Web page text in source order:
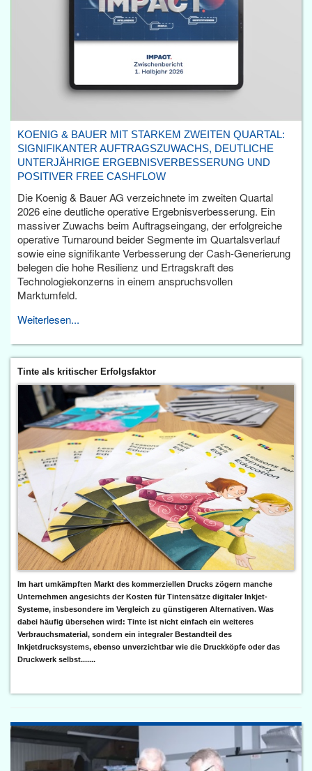
KOENIG & BAUER MIT STARKEM ZWEITEN QUARTAL:
SIGNIFIKANTER AUFTRAGSZUWACHS, DEUTLICHE
UNTERJÄHRIGE ERGEBNISVERBESSERUNG UND
POSITIVER FREE CASHFLOW
Die Koenig & Bauer AG verzeichnete im zweiten Quartal
2026 eine deutliche operative Ergebnisverbesserung. Ein
massiver Zuwachs beim Auftragseingang, der erfolgreiche
operative Turnaround beider Segmente im Quartalsverlauf
sowie eine signifikante Verbesserung der Cash-Generierung
belegen die hohe Resilienz und Ertragskraft des
Technologiekonzerns in einem anspruchsvollen
Marktumfeld.
Weiterlesen...
Tinte als kritischer Erfolgsfaktor
Im hart umkämpften Markt des kommerziellen Drucks zögern manche
Unternehmen angesichts der Kosten für Tintensätze digitaler Inkjet-
Systeme, insbesondere im Vergleich zu günstigeren Alternativen. Was
dabei häufig übersehen wird: Tinte ist nicht einfach ein weiteres
Verbrauchsmaterial, sondern ein integraler Bestandteil des
Inkjetdrucksystems, ebenso unverzichtbar wie die Druckköpfe oder das
Druckwerk selbst.......